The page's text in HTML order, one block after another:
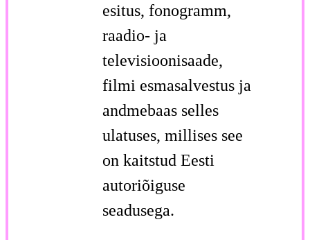
esitus, fonogramm,
raadio- ja
televisioonisaade,
filmi esmasalvestus ja
andmebaas selles
ulatuses, millises see
on kaitstud Eesti
autoriõiguse
seadusega.